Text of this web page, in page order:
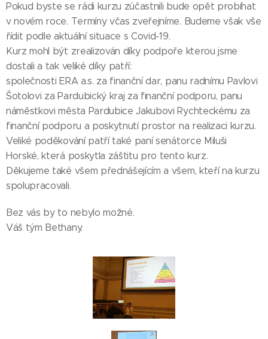
Pokud byste se rádi kurzu zúčastnili bude opět probíhat
v novém roce. Termíny včas zveřejníme. Budeme však vše
řídit podle aktuální situace s Covid-19.
Kurz mohl být zrealizován díky podpoře kterou jsme
dostali a tak veliké díky patří:
společnosti ERA a.s. za finanční dar, panu radnímu Pavlovi
Šotolovi za Pardubický kraj za finanční podporu, panu
náměstkovi města Pardubice Jakubovi Rychteckému za
finanční podporu a poskytnutí prostor na realizaci kurzu.
Veliké poděkování patří také paní senátorce Miluši
Horské, která poskytla záštitu pro tento kurz.
Děkujeme také všem přednášejícím a všem, kteří na kurzu
spolupracovali.
Bez vás by to nebylo možné.
Váš tým Bethany.